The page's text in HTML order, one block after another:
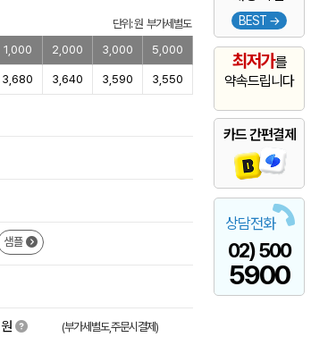
BEST →
최저가를
약속드립니다
카드 간편결제
상담전화
02) 500
5900
단위: 원 부가세별도
1,000 2,000 3,000 5,000
3,680 3,640 3,590 3,550
샘플
원 (부가세별도,주문시결제)